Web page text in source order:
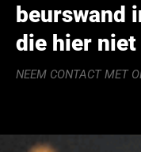
beurswand
die hier
NEEM CONTACT MET